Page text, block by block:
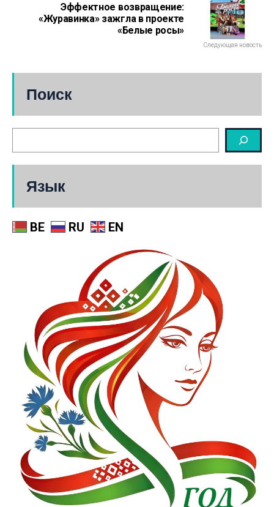
Эффектное возвращение:
«Журавинка» зажгла в проекте
«Белые росы»
Следующая новость
Поиск
Язык
BE RU EN